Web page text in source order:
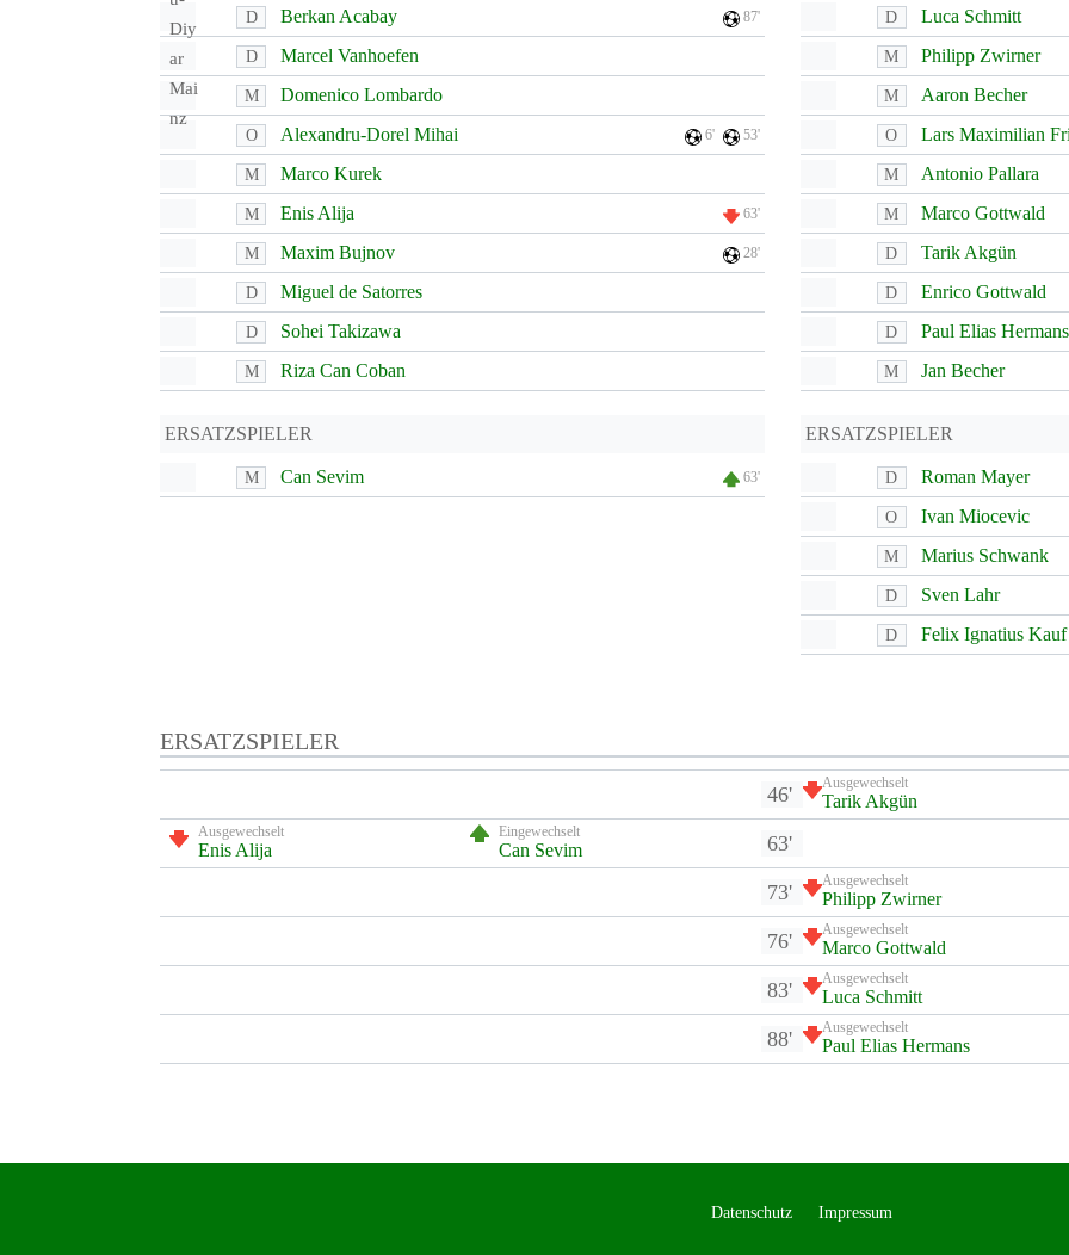
D Berkan Acabay 87'
D Marcel Vanhoefen
M Domenico Lombardo
O Alexandru-Dorel Mihai 6' 53'
M Marco Kurek
M Enis Alija 63'
M Maxim Bujnov 28'
D Miguel de Satorres
D Sohei Takizawa
M Riza Can Coban
ERSATZSPIELER
M Can Sevim 63'
D Luca Schmitt
M Philipp Zwirner
M Aaron Becher
O Lars Maximilian
M Antonio Pallara
M Marco Gottwald
D Tarik Akgün
D Enrico Gottwald
D Paul Elias Hermans
M Jan Becher
ERSATZSPIELER
D Roman Mayer
O Ivan Miocevic
M Marius Schwank
D Sven Lahr
D Felix Ignatius Kauf
ERSATZSPIELER
46' Ausgewechselt
Tarik Akgün
Ausgewechselt
Enis Alija
Eingewechselt
Can Sevim 63'
73' Ausgewechselt
Philipp Zwirner
76' Ausgewechselt
Marco Gottwald
83' Ausgewechselt
Luca Schmitt
88' Ausgewechselt
Paul Elias Hermans
Datenschutz Impressum